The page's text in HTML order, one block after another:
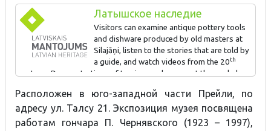
Латышское наследие
Visitors can examine antique pottery tools
and dishware produced by old masters at
Silajāņi, listen to the stories that are told by
a guide, and watch videos from the 20th
century. Demonstrations of turning can be seen at the workshop,
Traditional Lettigalian ceramics are for sale. Visitors can try their
hand at the pottery wheel. The pottery that they produce will be
fired and painted and later delivered by mail.
Расположен в юго-западной части Прейли, по
адресу ул. Талсу 21. Экспозиция музея посвящена
работам гончара П. Чернявского (1923 – 1997),